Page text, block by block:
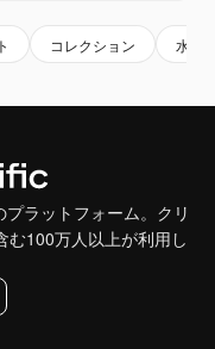
コレクション 水泳
ラットフォーム。クリ
む100万人以上が利用し